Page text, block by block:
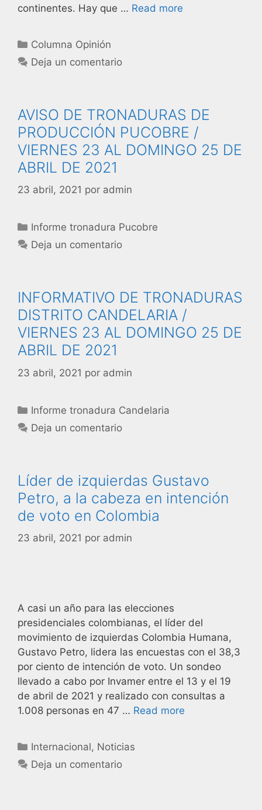
continentes. Hay que … Read more
Columna Opinión
Deja un comentario
AVISO DE TRONADURAS DE
PRODUCCIÓN PUCOBRE /
VIERNES 23 AL DOMINGO 25 DE
ABRIL DE 2021
23 abril, 2021 por admin
Informe tronadura Pucobre
Deja un comentario
INFORMATIVO DE TRONADURAS
DISTRITO CANDELARIA /
VIERNES 23 AL DOMINGO 25 DE
ABRIL DE 2021
23 abril, 2021 por admin
Informe tronadura Candelaria
Deja un comentario
Líder de izquierdas Gustavo
Petro, a la cabeza en intención
de voto en Colombia
23 abril, 2021 por admin
A casi un año para las elecciones
presidenciales colombianas, el líder del
movimiento de izquierdas Colombia Humana,
Gustavo Petro, lidera las encuestas con el 38,3
por ciento de intención de voto. Un sondeo
llevado a cabo por Invamer entre el 13 y el 19
de abril de 2021 y realizado con consultas a
1.008 personas en 47 … Read more
Internacional, Noticias
Deja un comentario